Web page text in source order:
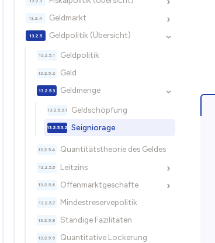
›
Geldmarkt
›
Geldpolitik (Übersicht)
Geldpolitik
Geld
›
Geldmenge
Geldschöpfung
Seigniorage
Quantitätstheorie des Geldes
›
Leitzins
›
Offenmarktgeschäfte
Mindestreservepolitik
Ständige Fazilitäten
Quantitative Lockerung